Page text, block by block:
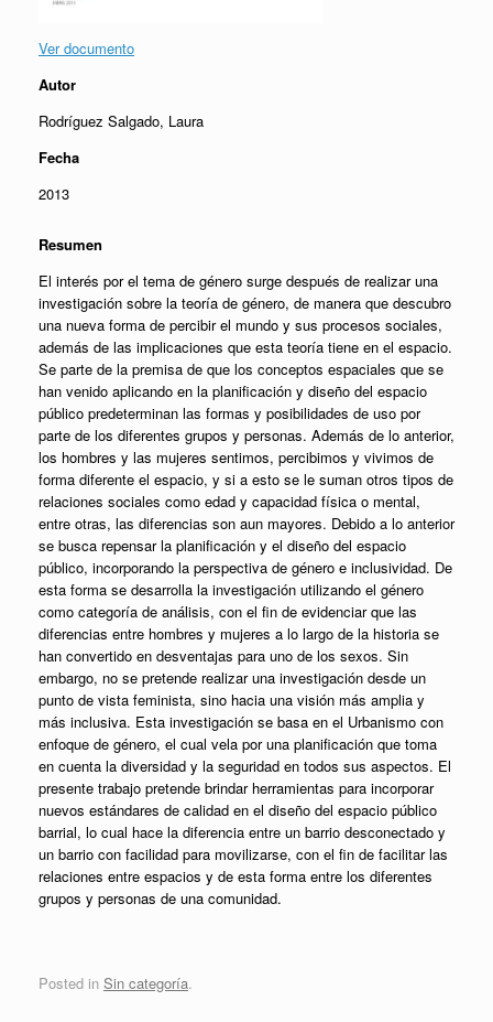
Ver documento
Autor
Rodríguez Salgado, Laura
Fecha
2013
Resumen
El interés por el tema de género surge después de realizar una
investigación sobre la teoría de género, de manera que descubro
una nueva forma de percibir el mundo y sus procesos sociales,
además de las implicaciones que esta teoría tiene en el espacio.
Se parte de la premisa de que los conceptos espaciales que se
han venido aplicando en la planificación y diseño del espacio
público predeterminan las formas y posibilidades de uso por
parte de los diferentes grupos y personas. Además de lo anterior,
los hombres y las mujeres sentimos, percibimos y vivimos de
forma diferente el espacio, y si a esto se le suman otros tipos de
relaciones sociales como edad y capacidad física o mental,
entre otras, las diferencias son aun mayores. Debido a lo anterior
se busca repensar la planificación y el diseño del espacio
público, incorporando la perspectiva de género e inclusividad. De
esta forma se desarrolla la investigación utilizando el género
como categoría de análisis, con el fin de evidenciar que las
diferencias entre hombres y mujeres a lo largo de la historia se
han convertido en desventajas para uno de los sexos. Sin
embargo, no se pretende realizar una investigación desde un
punto de vista feminista, sino hacia una visión más amplia y
más inclusiva. Esta investigación se basa en el Urbanismo con
enfoque de género, el cual vela por una planificación que toma
en cuenta la diversidad y la seguridad en todos sus aspectos. El
presente trabajo pretende brindar herramientas para incorporar
nuevos estándares de calidad en el diseño del espacio público
barrial, lo cual hace la diferencia entre un barrio desconectado y
un barrio con facilidad para movilizarse, con el fin de facilitar las
relaciones entre espacios y de esta forma entre los diferentes
grupos y personas de una comunidad.
Posted in Sin categoría.